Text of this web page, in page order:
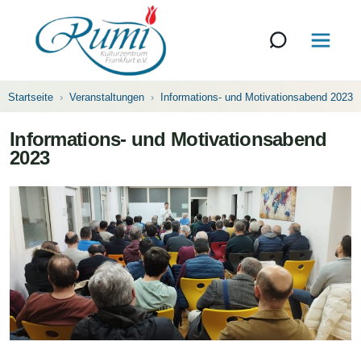
Startseite Veranstaltungen Informations- und Motivationsabend 2023
Informations- und Motivationsabend
2023